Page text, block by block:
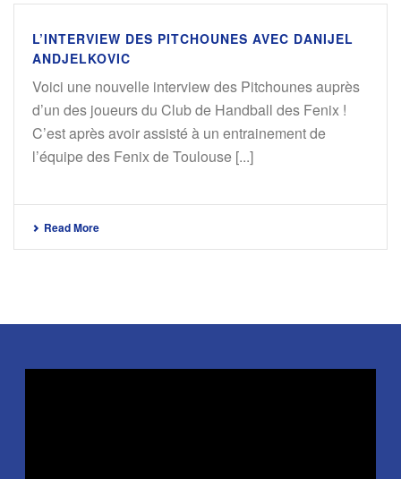
L’INTERVIEW DES PITCHOUNES AVEC DANIJEL
ANDJELKOVIC
Voici une nouvelle interview des Pitchounes auprès
d’un des joueurs du Club de Handball des Fenix !
C’est après avoir assisté à un entrainement de
l’équipe des Fenix de Toulouse [...]
Read More